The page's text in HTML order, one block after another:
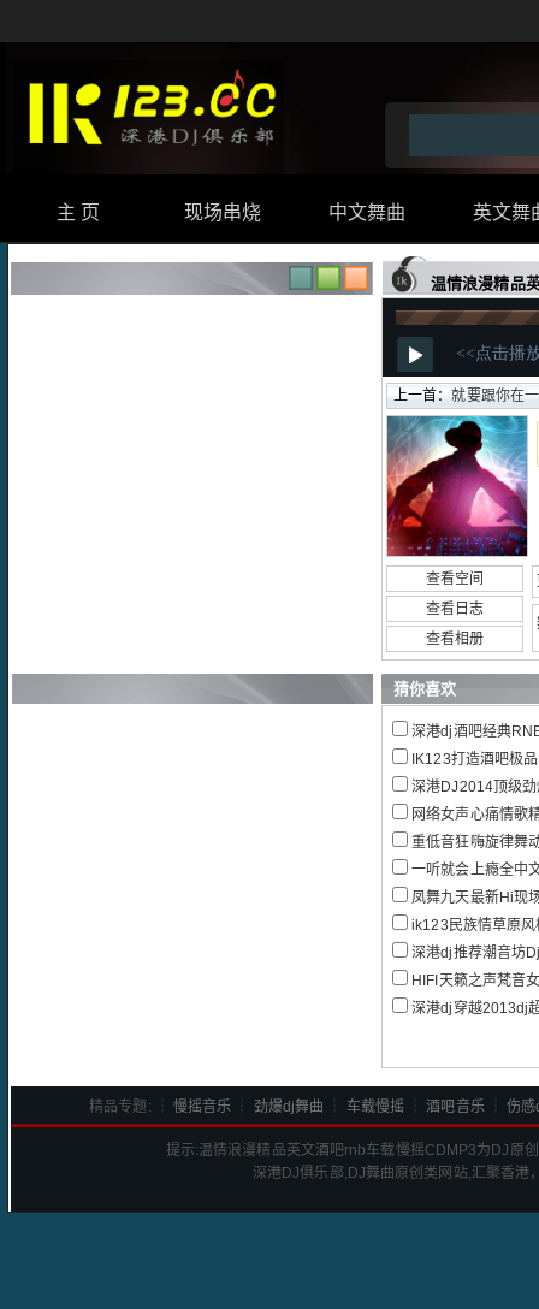
主 页 现场串烧 中文舞曲 英文舞
温情浪漫精品
上一首：就要跟你在一起伤感
查看空间
查看日志
查看相册
猜你喜欢
深港dj酒吧经典
IK123打造酒吧极
深港DJ2014顶级
网络女声心痛情歌精选集-
重低音狂嗨旋律舞
一听就会上瘾全中文
凤舞九天最新Hi现
ik123民族情草原
深港dj推荐潮音坊Dj辰
HIFI天籁之声梵音
深港dj穿越2013dj
精品专题: ┆ 慢摇音乐 劲爆dj舞曲 车载慢摇 ┆酒吧音乐┆伤感
提示:温情浪漫精品英文酒吧rnb车载慢摇CD MP3为DJ原
深港DJ俱乐部,DJ舞曲原创类网站,汇聚香港